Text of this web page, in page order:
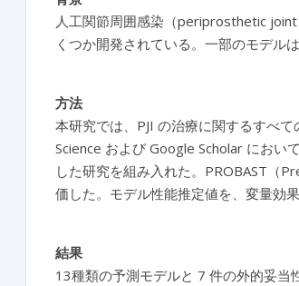
人工関節周囲感染（periprosthetic
くつか開発されている。一部のモデル
方法
本研究では、PJI の治療に関するすべ
Science および Google Scholar におい
した研究を組み入れた。PROBAST（
価した。モデル性能推定値を、変量効
結果
13種類の予測モデルと 7 件の外的妥当